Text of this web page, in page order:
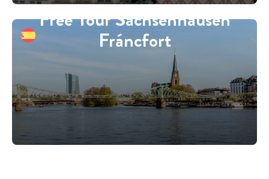
Free Tour Sachsenhausen
Fráncfort